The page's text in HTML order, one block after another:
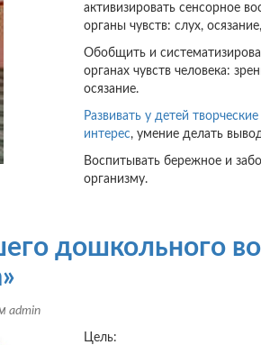
активизировать сенсорное
органы чувств: слух,
Обобщить и
органах чувств человека:
осязание.
Развивать у детей
интерес, умение делать
Воспитывать бережное и
организму.
дошкольного
admin
Цель: